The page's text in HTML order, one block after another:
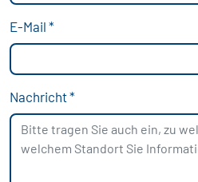
E-Mail *
Nachricht*